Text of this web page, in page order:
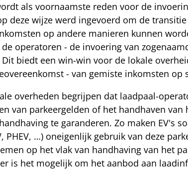
als voornaamste reden voor de
deze wijze werd ingevoerd om de
op andere manieren kunnen
operatoren - de invoering van
biedt een win-win voor de lokale
- van gemiste inkomsten op
overheden begrijpen dat laadpaal-
van parkeergelden of het handhaven
te garanderen. Zo maken EV's
PHEV, …) oneigenlijk gebruik van deze
op het vlak van handhaving van het
is het mogelijk om het aanbod aan